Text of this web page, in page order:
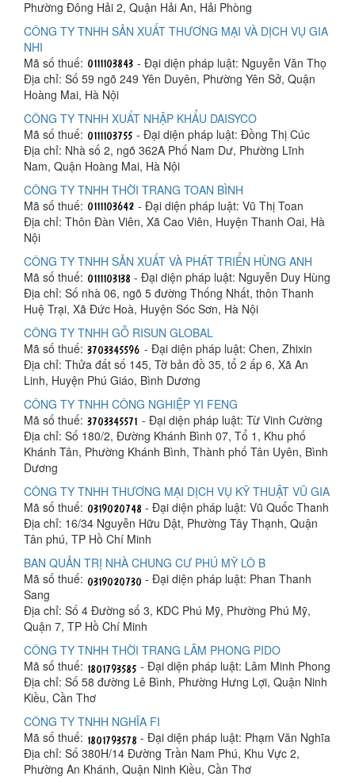
Phường Đông Hải 2, Quận Hải An, Hải Phòng
CÔNG TY TNHH SẢN XUẤT THƯƠNG MẠI VÀ DỊCH VỤ GIA
NHI
Mã số thuế:
- Đại diện pháp luật: Nguyễn Văn Thọ
Địa chỉ: Số 59 ngõ 249 Yên Duyên, Phường Yên Sở, Quận
Hoàng Mai, Hà Nội
CÔNG TY TNHH XUẤT NHẬP KHẨU DAISYCO
Mã số thuế:
- Đại diện pháp luật: Đồng Thị Cúc
Địa chỉ: Nhà số 2, ngõ 362A Phố Nam Dư, Phường Lĩnh
Nam, Quận Hoàng Mai, Hà Nội
CÔNG TY TNHH THỜI TRANG TOAN BÌNH
Mã số thuế:
- Đại diện pháp luật: Vũ Thị Toan
Địa chỉ: Thôn Đàn Viên, Xã Cao Viên, Huyện Thanh Oai, Hà
Nội
CÔNG TY TNHH SẢN XUẤT VÀ PHÁT TRIỂN HÙNG ANH
Mã số thuế:
- Đại diện pháp luật: Nguyễn Duy Hùng
Địa chỉ: Số nhà 06, ngõ 5 đường Thống Nhất, thôn Thanh
Huệ Trại, Xã Đức Hoà, Huyện Sóc Sơn, Hà Nội
CÔNG TY TNHH GỖ RISUN GLOBAL
Mã số thuế:
- Đại diện pháp luật: Chen, Zhixin
Địa chỉ: Thửa đất số 145, Tờ bản đồ 35, tổ 2 ấp 6, Xã An
Linh, Huyện Phú Giáo, Bình Dương
CÔNG TY TNHH CÔNG NGHIỆP YI FENG
Mã số thuế:
- Đại diện pháp luật: Từ Vinh Cường
Địa chỉ: Số 180/2, Đường Khánh Bình 07, Tổ 1, Khu phố
Khánh Tân, Phường Khánh Bình, Thành phố Tân Uyên, Bình
Dương
CÔNG TY TNHH THƯƠNG MẠI DỊCH VỤ KỸ THUẬT VŨ GIA
Mã số thuế:
- Đại diện pháp luật: Vũ Quốc Thanh
Địa chỉ: 16/34 Nguyễn Hữu Dật, Phường Tây Thạnh, Quận
Tân phú, TP Hồ Chí Minh
BAN QUẢN TRỊ NHÀ CHUNG CƯ PHÚ MỸ LÔ B
Mã số thuế:
- Đại diện pháp luật: Phan Thanh
Sang
Địa chỉ: Số 4 Đường số 3, KDC Phú Mỹ, Phường Phú Mỹ,
Quận 7, TP Hồ Chí Minh
CÔNG TY TNHH THỜI TRANG LÂM PHONG PIDO
Mã số thuế:
- Đại diện pháp luật: Lâm Minh Phong
Địa chỉ: Số 58 đường Lê Bình, Phường Hưng Lợi, Quận Ninh
Kiều, Cần Thơ
CÔNG TY TNHH NGHĨA FI
Mã số thuế:
- Đại diện pháp luật: Phạm Văn Nghĩa
Địa chỉ: Số 380H/14 Đường Trần Nam Phú, Khu Vực 2,
Phường An Khánh, Quận Ninh Kiều, Cần Thơ